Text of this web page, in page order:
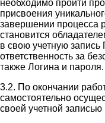
необходимо пройти
присвоения
завершении процесса
становится
в свою учетную запись
ответственность за
также Логина и пароля.
3.2. По окончании
самостоятельно
своей учетной